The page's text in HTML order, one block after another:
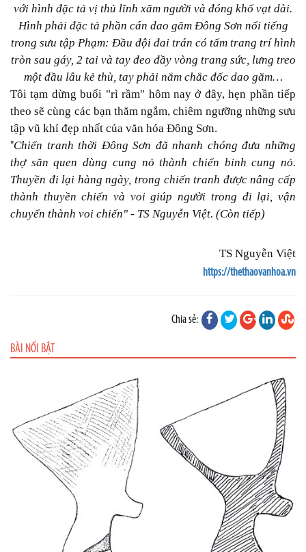
với hình đặc tả vị thủ lĩnh xăm người và đóng khố vạt dài.
Hình phải đặc tả phần cán dao găm Đông Sơn nổi tiếng
trong sưu tập Phạm: Đầu đội đai trán có tấm trang trí hình
tròn sau gáy, 2 tai và tay đeo đầy vòng trang sức, lưng treo
một đầu lâu kẻ thù, tay phải nắm chắc đốc dao găm…
Tôi tạm dừng buổi "rì rầm" hôm nay ở đây, hẹn phần tiếp
theo sẽ cùng các bạn thăm ngắm, chiêm ngưỡng những sưu
tập vũ khí đẹp nhất của văn hóa Đông Sơn.
"Chiến tranh thời Đông Sơn đã nhanh chóng đưa những
thợ săn quen dùng cung nỏ thành chiến binh cung nỏ.
Thuyền đi lại hàng ngày, trong chiến tranh được nâng cấp
thành thuyền chiến và voi giúp người trong đi lại, vận
chuyển thành voi chiến" - TS Nguyễn Việt. (Còn tiếp)
TS Nguyễn Việt
https://thethaovanhoa.vn
Chia sẻ:
BÀI NỔI BẬT